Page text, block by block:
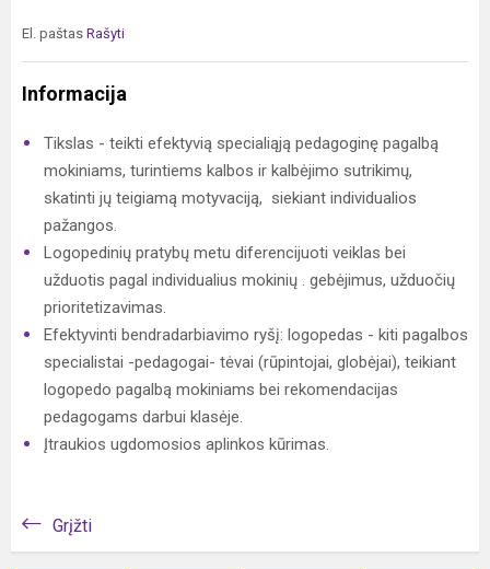
El. paštas Rašyti
Informacija
Tikslas - teikti efektyvią specialiąją pedagoginę pagalbą
mokiniams, turintiems kalbos ir kalbėjimo sutrikimų,
skatinti jų teigiamą motyvaciją, siekiant individualios
pažangos.
Logopedinių pratybų metu diferencijuoti veiklas bei
užduotis pagal individualius mokinių . gebėjimus, užduočių
prioritetizavimas.
Efektyvinti bendradarbiavimo ryšį: logopedas - kiti pagalbos
specialistai -pedagogai- tėvai (rūpintojai, globėjai), teikiant
logopedo pagalbą mokiniams bei rekomendacijas
pedagogams darbui klasėje.
Įtraukios ugdomosios aplinkos kūrimas.
Grįžti